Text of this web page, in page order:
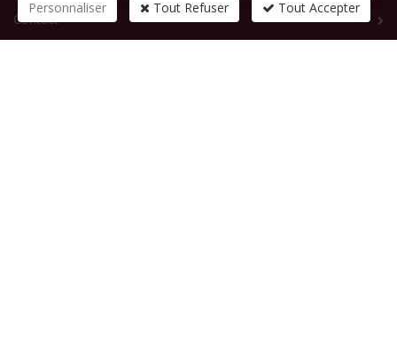
Contact
Personnaliser Tout Refuser Tout Accepter